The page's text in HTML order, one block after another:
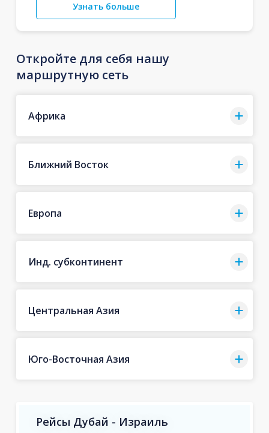
Узнать больше
Откройте для себя нашу
маршрутную сеть
Африка
Ближний Восток
Европа
Инд. субконтинент
Центральная Азия
Юго-Восточная Азия
Рейсы Дубай - Израиль